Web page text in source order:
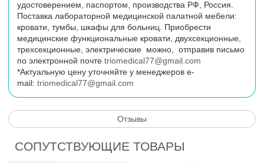
удостоверением, паспортом, производства РФ, Россия.
Поставка лабораторной медицинской палатной мебели:
кровати, тумбы, шкафы для больниц. Приобрести
медицинские функциональные кровати, двухсекционные,
трехсекционные, электрические можно, отправив письмо
по электронной почте triomedical77@gmail.com
*Актуальную цену уточняйте у менеджеров e-
mail: triomedical77@gmail.com
Отзывы
СОПУТСТВУЮЩИЕ ТОВАРЫ